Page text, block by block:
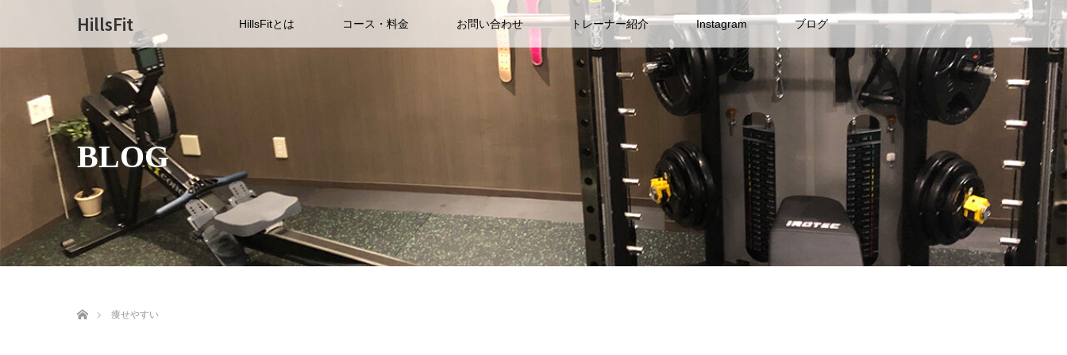
HillsFit HillsFitとは コース・料金 お問い合わせ トレーナー紹介 Instagram ブログ
BLOG
痩せやすい